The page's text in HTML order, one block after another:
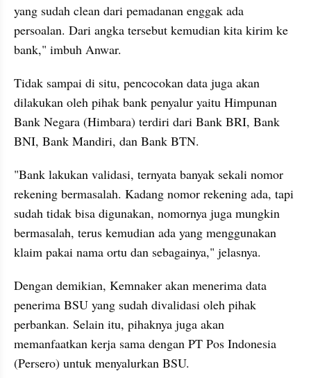
yang sudah clean dari pemadanan enggak ada
persoalan. Dari angka tersebut kemudian kita kirim ke
bank," imbuh Anwar.
Tidak sampai di situ, pencocokan data juga akan
dilakukan oleh pihak bank penyalur yaitu Himpunan
Bank Negara (Himbara) terdiri dari Bank BRI, Bank
BNI, Bank Mandiri, dan Bank BTN.
"Bank lakukan validasi, ternyata banyak sekali nomor
rekening bermasalah. Kadang nomor rekening ada, tapi
sudah tidak bisa digunakan, nomornya juga mungkin
bermasalah, terus kemudian ada yang menggunakan
klaim pakai nama ortu dan sebagainya," jelasnya.
Dengan demikian, Kemnaker akan menerima data
penerima BSU yang sudah divalidasi oleh pihak
perbankan. Selain itu, pihaknya juga akan
memanfaatkan kerja sama dengan PT Pos Indonesia
(Persero) untuk menyalurkan BSU.